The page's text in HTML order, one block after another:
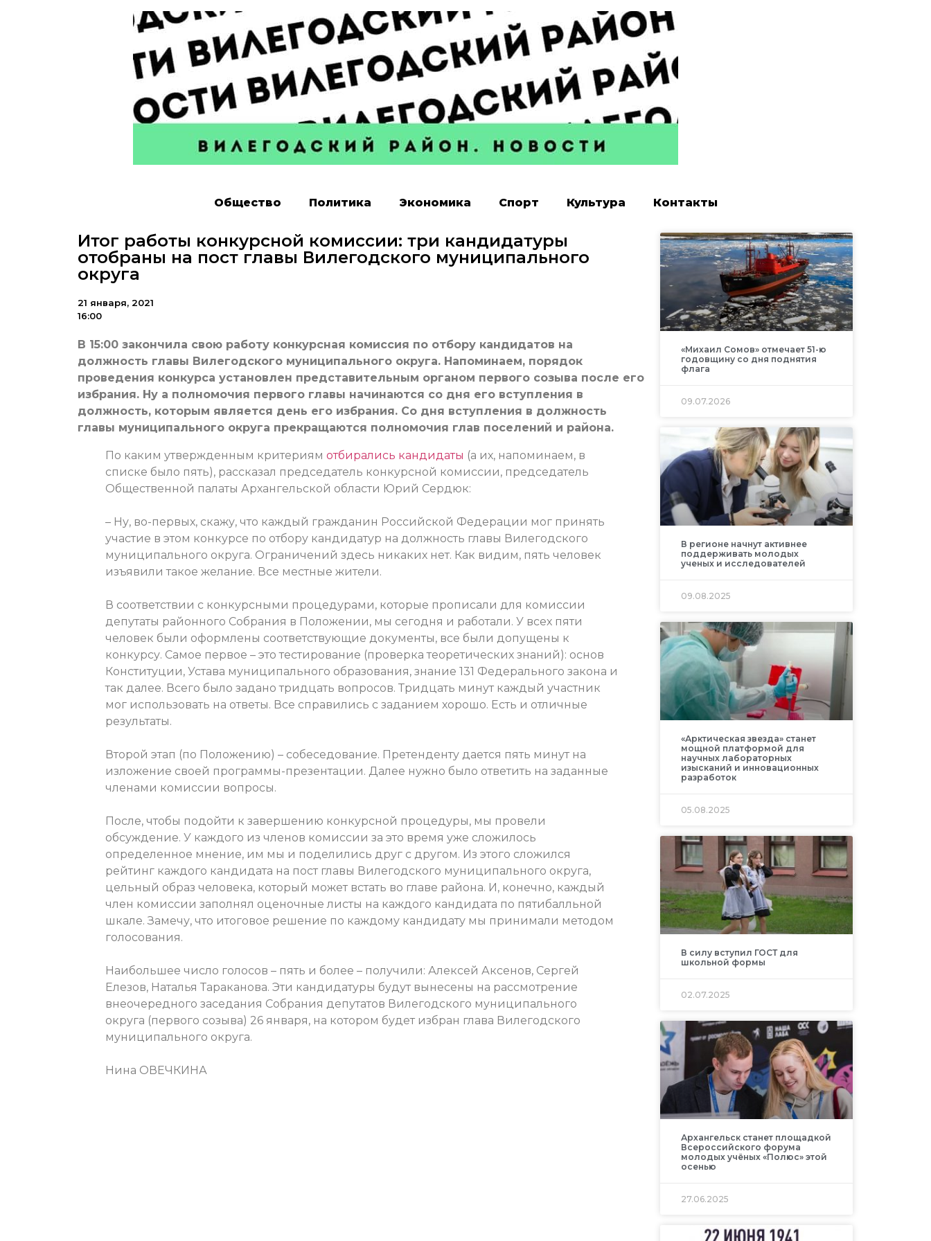
Общество Политика Экономика Спорт Культура Контакты
Итог работы конкурсной комиссии: три кандидатуры
отобраны на пост главы Вилегодского муниципального
округа
21 января, 2021
16:00
В 15:00 закончила свою работу конкурсная комиссия по отбору кандидатов на
должность главы Вилегодского муниципального округа. Напоминаем, порядок
проведения конкурса установлен представительным органом первого созыва после его
избрания. Ну а полномочия первого главы начинаются со дня его вступления в
должность, которым является день его избрания. Со дня вступления в должность
главы муниципального округа прекращаются полномочия глав поселений и района.
По каким утвержденным критериям отбирались кандидаты (а их, напоминаем, в
списке было пять), рассказал председатель конкурсной комиссии, председатель
Общественной палаты Архангельской области Юрий Сердюк:
– Ну, во-первых, скажу, что каждый гражданин Российской Федерации мог принять
участие в этом конкурсе по отбору кандидатур на должность главы Вилегодского
муниципального округа. Ограничений здесь никаких нет. Как видим, пять человек
изъявили такое желание. Все местные жители.
В соответствии с конкурсными процедурами, которые прописали для комиссии
депутаты районного Собрания в Положении, мы сегодня и работали. У всех пяти
человек были оформлены соответствующие документы, все были допущены к
конкурсу. Самое первое – это тестирование (проверка теоретических знаний): основ
Конституции, Устава муниципального образования, знание 131 Федерального закона и
так далее. Всего было задано тридцать вопросов. Тридцать минут каждый участник
мог использовать на ответы. Все справились с заданием хорошо. Есть и отличные
результаты.
Второй этап (по Положению) – собеседование. Претенденту дается пять минут на
изложение своей программы-презентации. Далее нужно было ответить на заданные
членами комиссии вопросы.
После, чтобы подойти к завершению конкурсной процедуры, мы провели
обсуждение. У каждого из членов комиссии за это время уже сложилось
определенное мнение, им мы и поделились друг с другом. Из этого сложился
рейтинг каждого кандидата на пост главы Вилегодского муниципального округа,
цельный образ человека, который может встать во главе района. И, конечно, каждый
член комиссии заполнял оценочные листы на каждого кандидата по пятибалльной
шкале. Замечу, что итоговое решение по каждому кандидату мы принимали методом
голосования.
Наибольшее число голосов – пять и более – получили: Алексей Аксенов, Сергей
Елезов, Наталья Тараканова. Эти кандидатуры будут вынесены на рассмотрение
внеочередного заседания Собрания депутатов Вилегодского муниципального
округа (первого созыва) 26 января, на котором будет избран глава Вилегодского
муниципального округа.
Нина ОВЕЧКИНА
«Михаил Сомов» отмечает 51-ю
годовщину со дня поднятия
флага
09.07.2026
В регионе начнут активнее
поддерживать молодых
ученых и исследователей
09.08.2025
«Арктическая звезда» станет
мощной платформой для
научных лабораторных
изысканий и инновационных
разработок
05.08.2025
В силу вступил ГОСТ для
школьной формы
02.07.2025
Архангельск станет площадкой
Всероссийского форума
молодых учёных «Полюс» этой
осенью
27.06.2025